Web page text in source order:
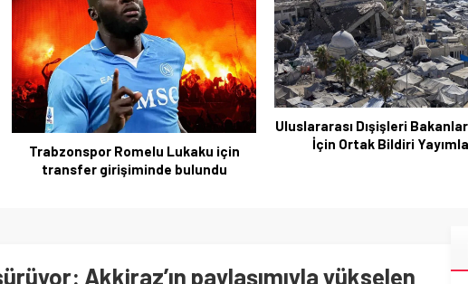
Trabzonspor Romelu Lukaku için
transfer girişiminde bulundu
Uluslararası Dışişleri
İçin Ortak Bildiri
Akkiraz’ın paylaşımıyla yükselen